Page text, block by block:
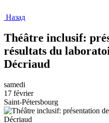
Назад
Théâtre inclusif:
résultats du
Décriaud
samedi
17 février
Saint-Pétersbourg